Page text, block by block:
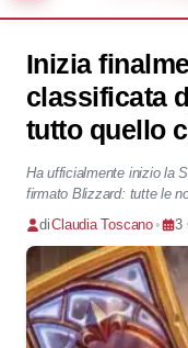
Inizia
classificata
tutto quello
Ha ufficialmente inizio la
firmato Blizzard: tutte le
diClaudia Toscano • 3